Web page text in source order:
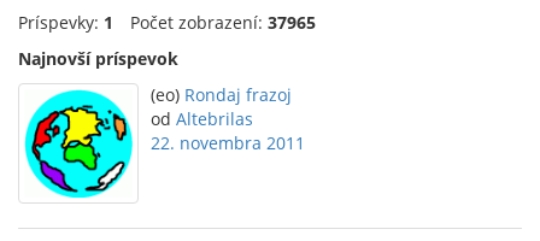
Príspevky: 1 Počet zobrazení: 37965
Najnovší príspevok
(eo) Rondaj frazoj
od Altebrilas
22. novembra 2011